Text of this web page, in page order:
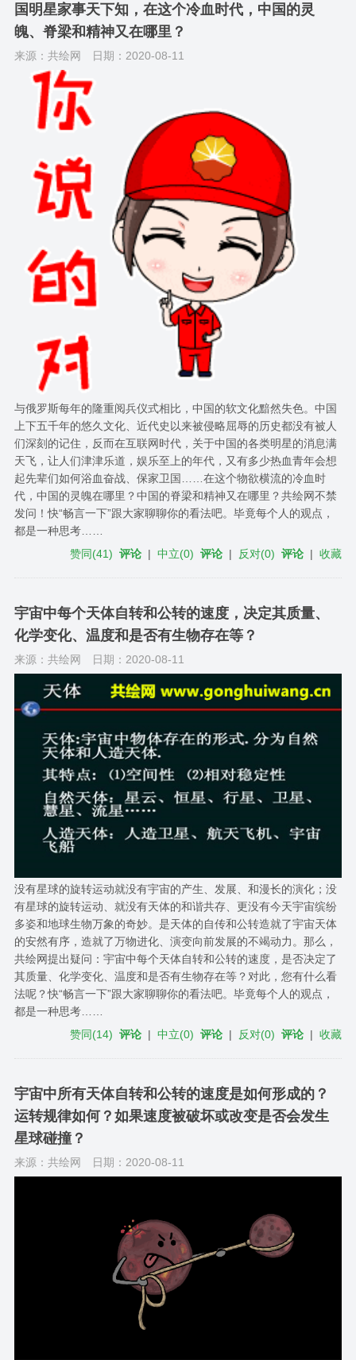
国明星家事天下知，在这个冷血时代，中国的灵
魄、脊梁和精神又在哪里？
来源：共绘网 日期：2020-08-11
与俄罗斯每年的隆重阅兵仪式相比，中国的软文化黯然失色。中国
上下五千年的悠久文化、近代史以来被侵略屈辱的历史都没有被人
们深刻的记住，反而在互联网时代，关于中国的各类明星的消息满
天飞，让人们津津乐道，娱乐至上的年代，又有多少热血青年会想
起先辈们如何浴血奋战、保家卫国……在这个物欲横流的冷血时
代，中国的灵魄在哪里？中国的脊梁和精神又在哪里？共绘网不禁
发问！快“畅言一下”跟大家聊聊你的看法吧。毕竟每个人的观点，
都是一种思考……
赞同(41) 评论 |中立(0) 评论 | 反对(0) 评论 |收藏
宇宙中每个天体自转和公转的速度，决定其质量、
化学变化、温度和是否有生物存在等？
来源：共绘网 日期：2020-08-11
没有星球的旋转运动就没有宇宙的产生、发展、和漫长的演化；没
有星球的旋转运动、就没有天体的和谐共存、更没有今天宇宙缤纷
多姿和地球生物万象的奇妙。是天体的自传和公转造就了宇宙天体
的安然有序，造就了万物进化、演变向前发展的不竭动力。那么，
共绘网提出疑问：宇宙中每个天体自转和公转的速度，是否决定了
其质量、化学变化、温度和是否有生物存在等？对此，您有什么看
法呢？快“畅言一下”跟大家聊聊你的看法吧。毕竟每个人的观点，
都是一种思考……
赞同(14) 评论 |中立(0) 评论 | 反对(0) 评论 |收藏
宇宙中所有天体自转和公转的速度是如何形成的？
运转规律如何？如果速度被破坏或改变是否会发生
星球碰撞？
来源：共绘网 日期：2020-08-11